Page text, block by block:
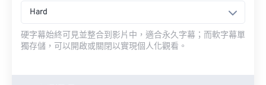
Hard
硬字幕始終可見並整合到影片中，適合永久字幕；而軟字幕單
獨存儲，可以開啟或關閉以實現個人化觀看。